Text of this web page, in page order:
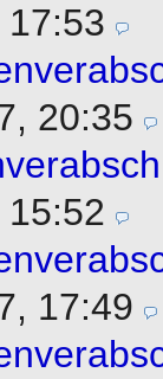
20:35
17:49